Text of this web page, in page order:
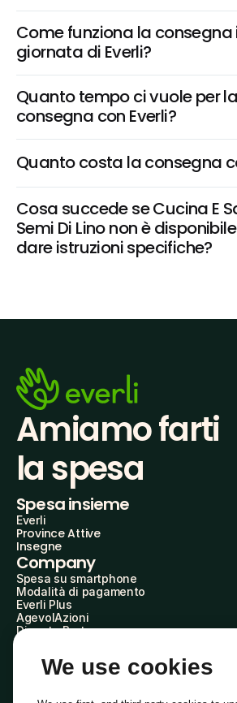
Come funziona la consegna
giornata di Everli?
Quanto tempo ci vuole per la
consegna con Everli?
Quanto costa la consegna
Cosa succede se Cucina E
Semi Di Lino non è
dare istruzioni specifiche?
Amiamo farti
la spesa
Spesa insieme
Everli
Province Attive
Insegne
Company
Spesa su smartphone
Modalità di pagamento
Everli Plus
AgevolAzioni
Diventa Partner
Everli Shoppers
About Us
We use cookies